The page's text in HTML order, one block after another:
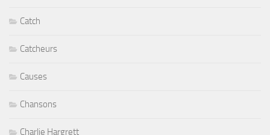
Catch
Catcheurs
Causes
Chansons
Charlie Hargrett